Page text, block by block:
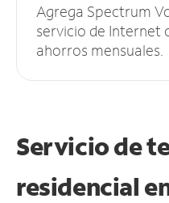
Agrega Spectrum
servicio de Internet
ahorros mensuales.
Servicio de
residencial